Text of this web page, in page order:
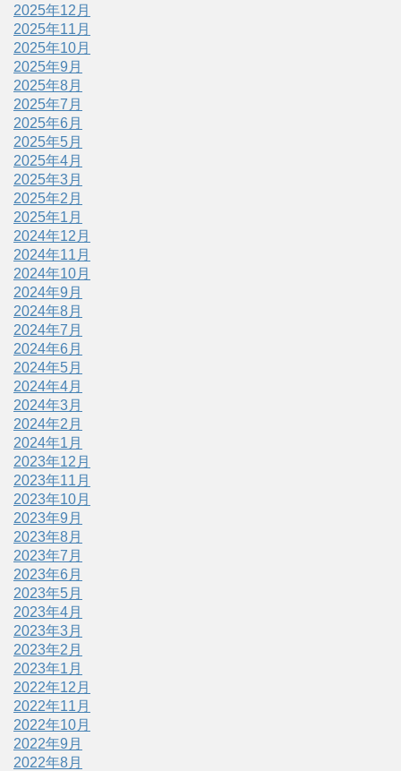
2025年12月
2025年11月
2025年10月
2025年9月
2025年8月
2025年7月
2025年6月
2025年5月
2025年4月
2025年3月
2025年2月
2025年1月
2024年12月
2024年11月
2024年10月
2024年9月
2024年8月
2024年7月
2024年6月
2024年5月
2024年4月
2024年3月
2024年2月
2024年1月
2023年12月
2023年11月
2023年10月
2023年9月
2023年8月
2023年7月
2023年6月
2023年5月
2023年4月
2023年3月
2023年2月
2023年1月
2022年12月
2022年11月
2022年10月
2022年9月
2022年8月